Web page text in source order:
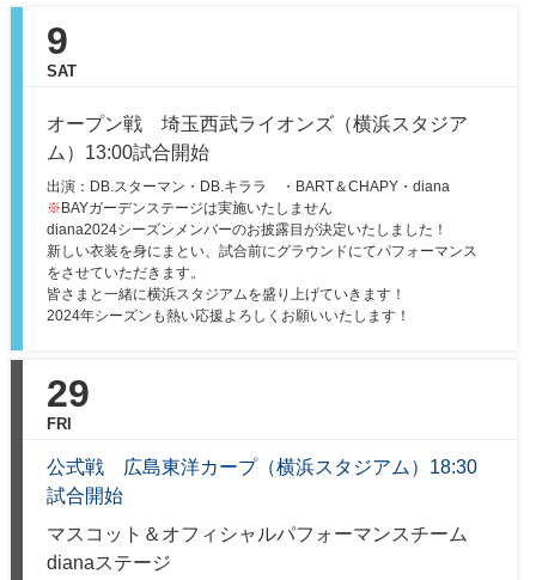
9
SAT
オープン戦 埼玉西武ライオンズ（横浜スタジア
ム）13:00試合開始
出演：DB.スターマン・DB.キララ ・BART＆CHAPY・diana
※ BAYガーデンステージは実施いたしません
diana2024シーズンメンバーのお披露目が決定いたしました！
新しい衣装を身にまとい、試合前にグラウンドにてパフォーマンス
をさせていただきます。
皆さまと一緒に横浜スタジアムを盛り上げていきます！
2024年シーズンも熱い応援よろしくお願いいたします！
29
FRI
公式戦 広島東洋カープ（横浜スタジアム）18:30
試合開始
マスコット＆オフィシャルパフォーマンスチーム
dianaステージ